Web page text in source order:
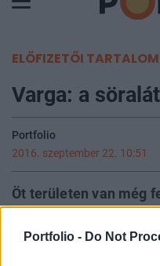
Portfolio - Do Not
ELŐFIZETŐI TARTALOM
Varga: a
Portfolio
2016. szeptember 22. 10:51
Öt területen van még
miniszter a